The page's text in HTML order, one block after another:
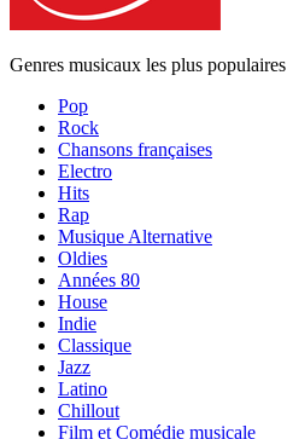
Genres musicaux les plus populaires
Pop
Rock
Chansons françaises
Electro
Hits
Rap
Musique Alternative
Oldies
Années 80
House
Indie
Classique
Jazz
Latino
Chillout
Film et Comédie musicale